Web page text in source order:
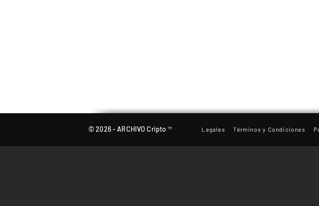
© 2026 - ARCHIVO Cripto ™ Legales Términos y Condiciones